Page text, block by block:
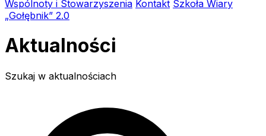
Wspólnoty i Stowarzyszenia Kontakt Szkoła Wiary
„Gołębnik” 2.0
Aktualności
Szukaj w aktualnościach